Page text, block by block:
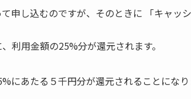
申し込むのですが、そのときに 「キャッ
利用金額の25%分が還元されます。
にあたる５千円分が還元されることにな